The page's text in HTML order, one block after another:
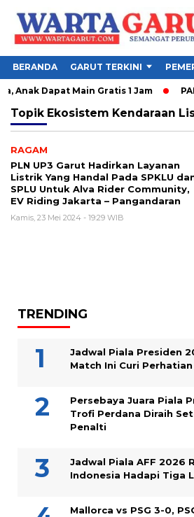
BERANDA GARUT TERKINI
Anak Dapat Main Gratis 1 Jam
Topik Ekosistem Kendaraan
RAGAM
PLN UP3 Garut Hadirkan Layanan
Listrik Yang Handal Pada SPKLU
SPLU Untuk Alva Rider Community,
EV Riding Jakarta – Pangandaran
Kamis, 23 Mei 2024 - 19:29 WIB
TRENDING
Jadwal Piala Presiden
Match Ini Curi Perhatian
Persebaya Juara Piala
Trofi Perdana Diraih
Penalti
Jadwal Piala AFF 2026
Indonesia Hadapi Tiga
Mallorca vs PSG 3-0,